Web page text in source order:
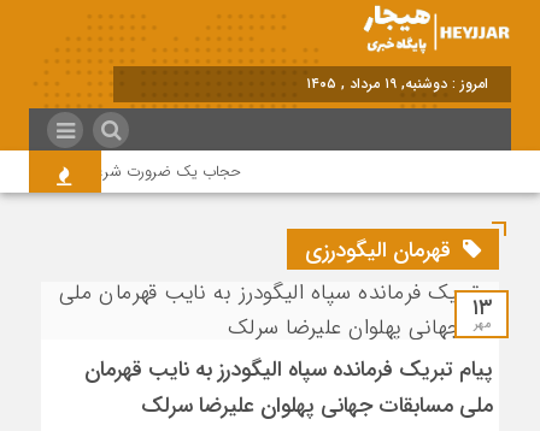
امروز : دوشنبه, ۱۹ مرداد , ۱۴۰۵
حجاب یک ضرورت شرعی قانونی و همه
قهرمان الیگودرزی
۱۳
مهر
پیام تبریک فرمانده سپاه الیگودرز به نایب قهرمان
ملی مسابقات جهانی پهلوان علیرضا سرلک